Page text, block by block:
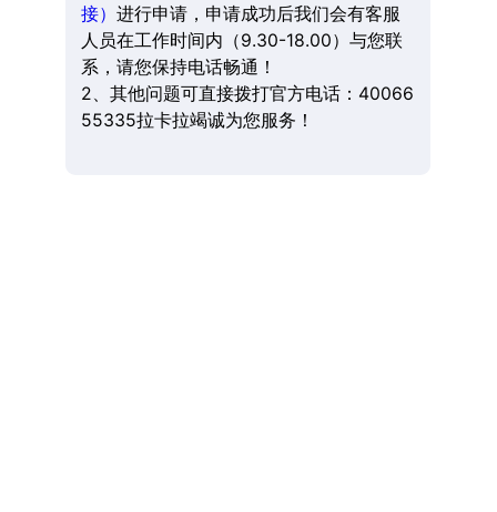
接） 进行申请，申请成功后我们会有客服
人员在工作时间内（9.30-18.00）与您联
系，请您保持电话畅通！
2、其他问题可直接拨打官方电话：40066
55335拉卡拉竭诚为您服务！